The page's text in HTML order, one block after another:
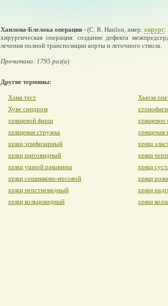
Ханлона-Блелока операция - (С. R. Hanlon, амер. хирург;
хирургическая операция: создание дефекта
лечения полной транспозиции аорты и легочного ствола.
Прочитано: 1795 раз(а)
Другие термины:
Хэма тест
Хьюза
Хуве синдром
хрящевой фарш
хрящевое
хрящевая стружка
хрящевая
хрящ эпифизарный
хрящ
хрящ щитовидный
хрящ
хрящ ушной раковины
хрящ
хрящ сошниково-носовой
хрящ
хрящ перстневидный
хрящ
хрящ кольцевидный
хрящ